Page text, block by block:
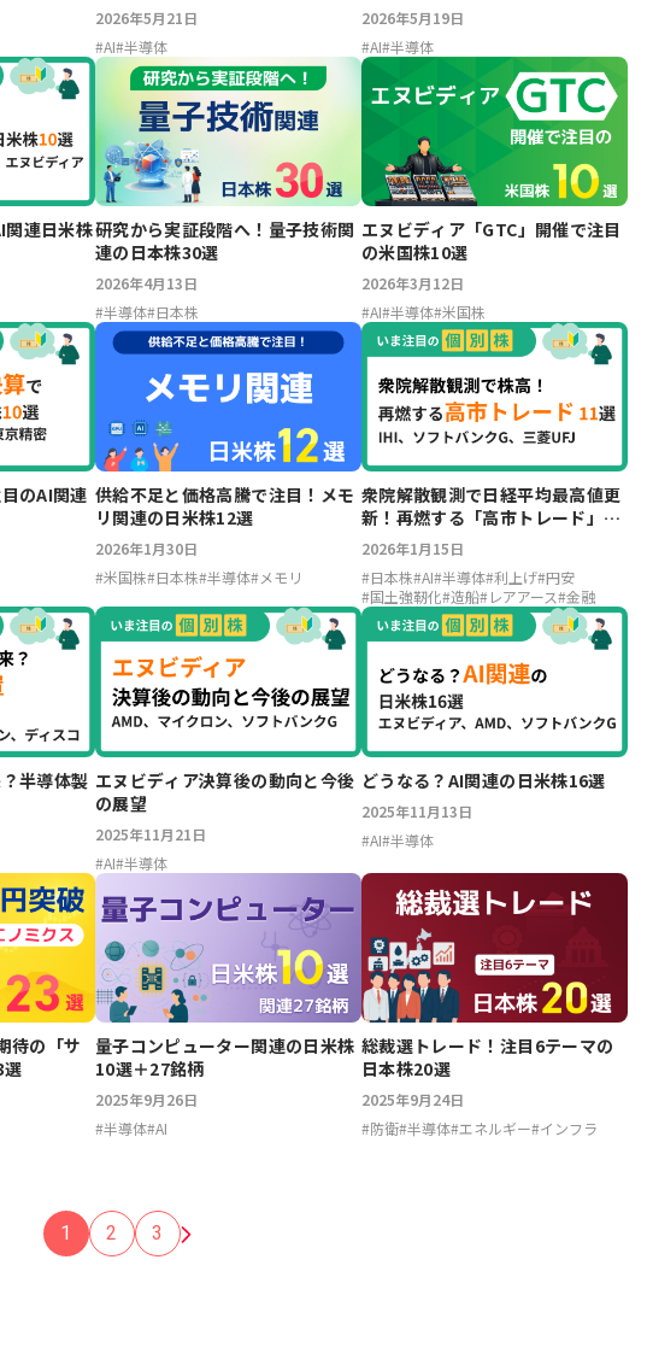
2026年5月21日
#AI#半導体
2026年5月19日
#AI#半導体
関連日米株研究から実証段階へ！量子技術関
連の日本株30選
2026年4月13日
#半導体#日本株
エヌビディア「GTC」開催で注目
の米国株10選
2026年3月12日
#AI#半導体#米国株
のAI関連 供給不足と価格高騰で注目！メモ
リ関連の日米株12選
2026年1月30日
#米国株#日本株#半導体#メモリ
衆院解散観測で日経平均最高値更
新！再燃する「高市トレード」テ
ーマと関連株11選
2026年1月15日
#日本株#AI#半導体#利上げ#円安
#国土強靭化#造船#レアアース#金融
半導体製 エヌビディア決算後の動向と今後
の展望
2025年11月21日
#AI#半導体
どうなる？AI関連の日米株16選
2025年11月13日
#AI#半導体
待の「サ
選
量子コンピューター関連の日米株
10選＋27銘柄
2025年9月26日
#半導体#AI
総裁選トレード！注目6テーマの
日本株20選
2025年9月24日
#防衛#半導体#エネルギー#インフラ
1 2 3